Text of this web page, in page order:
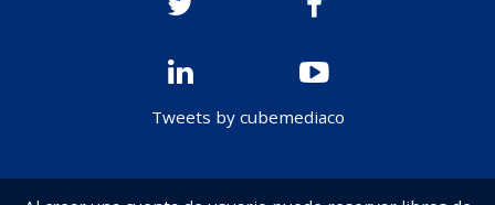
Tweets by cubemediaco